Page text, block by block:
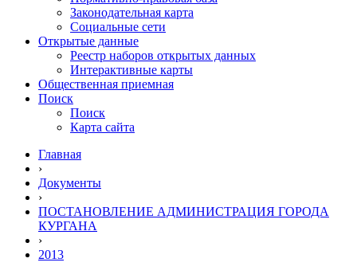
Законодательная карта
Социальные сети
Открытые данные
Реестр наборов открытых данных
Интерактивные карты
Общественная приемная
Поиск
Поиск
Карта сайта
Главная
›
Документы
›
ПОСТАНОВЛЕНИЕ АДМИНИСТРАЦИЯ ГОРОДА
КУРГАНА
›
2013